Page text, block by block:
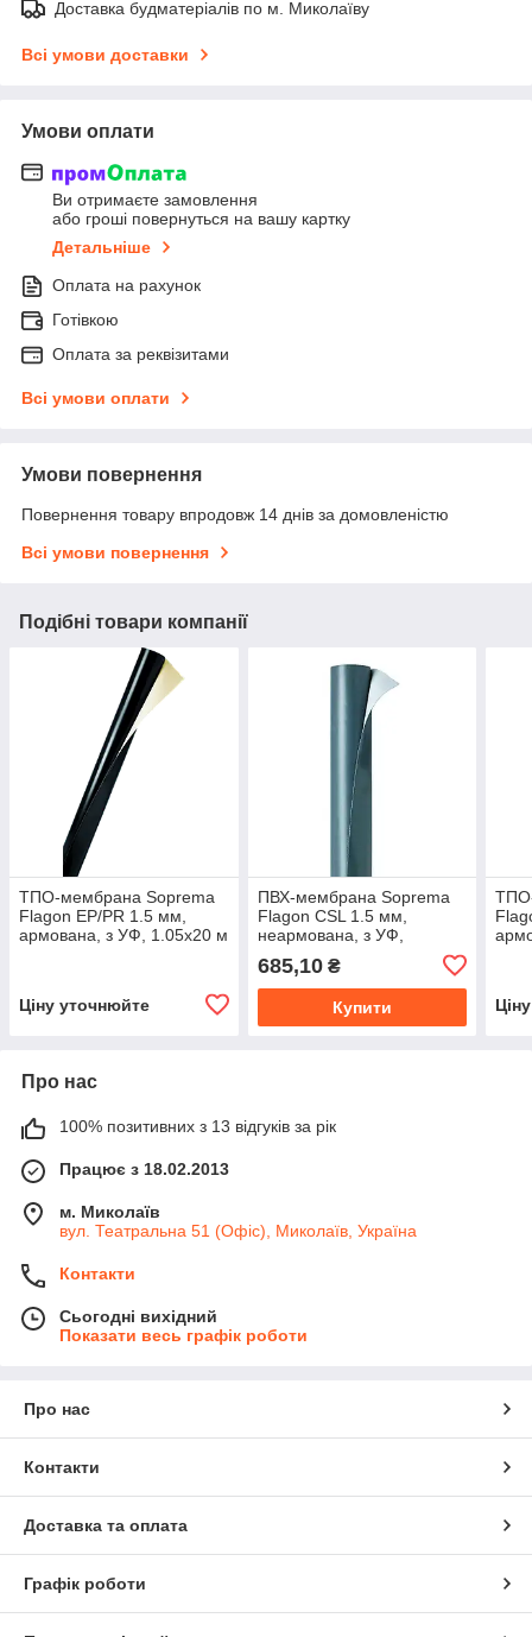
Доставка будматеріалів по м. Миколаїву
Всі умови доставки
Умови оплати
Ви отримаєте замовлення
або гроші повернуться на вашу картку
Детальніше
Оплата на рахунок
Готівкою
Оплата за реквізитами
Всі умови оплати
Умови повернення
Повернення товару впродовж 14 днів за домовленістю
Всі умови повернення
Подібні товари компанії
ТПО-мембрана Soprema
Flagon EP/PR 1.5 мм,
армована, з УФ, 1.05х20 м
Ціну уточнюйте
ПВХ-мембрана Soprema
Flagon СSL 1.5 мм,
неармована, з УФ,
685,10₴
Купити
Про нас
100% позитивних з 13 відгуків за рік
Працює з 18.02.2013
м. Миколаїв
вул. Театральна 51 (Офіс), Миколаїв, Україна
Контакти
Сьогодні вихідний
Показати весь графік роботи
Про нас
Контакти
Доставка та оплата
Графік роботи